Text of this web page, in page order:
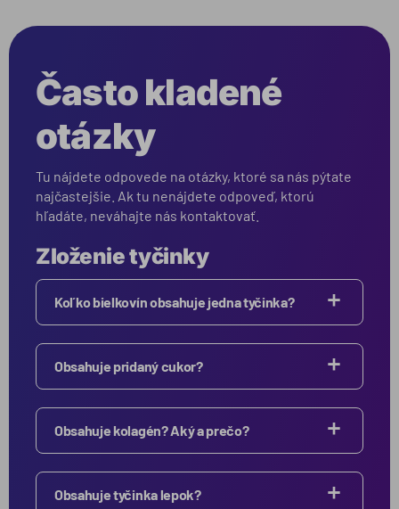
Často kladené
otázky
Tu nájdete odpovede na otázky, ktoré sa nás pýtate
najčastejšie. Ak tu nenájdete odpoveď, ktorú
hľadáte, neváhajte nás kontaktovať.
Zloženie tyčinky
Koľko bielkovín obsahuje jedna tyčinka?
Obsahuje pridaný cukor?
Obsahuje kolagén? Aký a prečo?
Obsahuje tyčinka lepok?